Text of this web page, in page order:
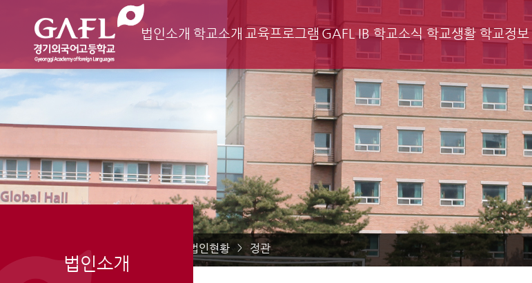
법인소개 학교소개 교육프로그램 GAFL IB 학교소식 학교생활 학교정보
Home 법인현황 > 정관
법인소개